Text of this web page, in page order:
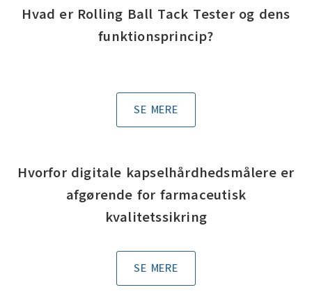
Hvad er Rolling Ball Tack Tester og dens
funktionsprincip?
SE MERE
Hvorfor digitale kapselhårdhedsmålere er
afgørende for farmaceutisk
kvalitetssikring
SE MERE